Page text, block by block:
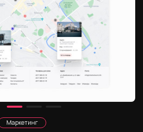
Маркетинг